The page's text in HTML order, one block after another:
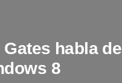
habla de
8